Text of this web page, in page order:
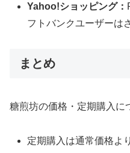
Yahoo!ショッピング：
フトバンクユーザーは
まとめ
糖煎坊の価格・定期購入に
定期購入は通常価格よ